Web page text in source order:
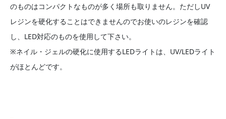
のものはコンパクトなものが多く場所も取りません。ただしUV
レジンを硬化することはできませんのでお使いのレジンを確認
し、LED対応のものを使用して下さい。
※ネイル・ジェルの硬化に使用するLEDライトは、UV/LEDライト
がほとんどです。